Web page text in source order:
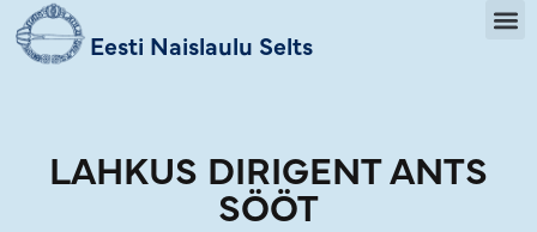
Eesti Naislaulu Selts
LAHKUS DIRIGENT ANTS
SÖÖT